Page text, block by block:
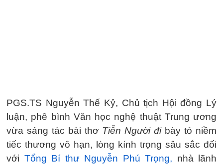
PGS.TS Nguyễn Thế Kỷ, Chủ tịch Hội đồng Lý
luận, phê bình Văn học nghệ thuật Trung ương
vừa sáng tác bài thơ Tiễn Người đi bày tỏ niềm
tiếc thương vô hạn, lòng kính trọng sâu sắc đối
với Tổng Bí thư Nguyễn Phú Trọng, nhà lãnh